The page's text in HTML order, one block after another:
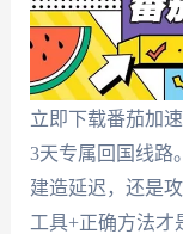
立即下载番茄加
3天专属回国线路
建造延迟，还是
工具+正确方法